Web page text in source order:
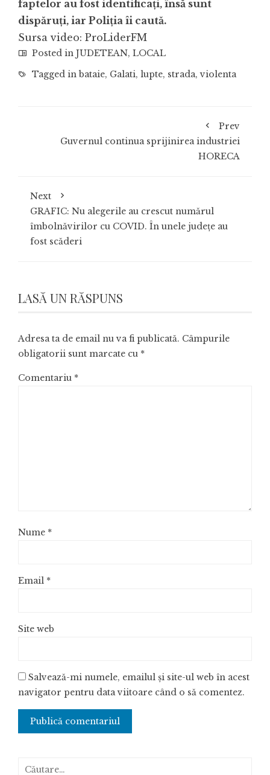
faptelor au fost identificați, însă sunt
dispăruți, iar Poliția îi caută.
Sursa video: ProLiderFM
Posted in JUDETEAN, LOCAL
Tagged inbataie, Galati, lupte, strada,violenta
Prev
Guvernul continua sprijinirea industriei
HORECA
Next
GRAFIC: Nu alegerile au crescut numărul
îmbolnăvirilor cu COVID. În unele județe au
fost scăderi
LASĂ UN RĂSPUNS
Adresa ta de email nu va fi publicată. Câmpurile
obligatorii sunt marcate cu *
Comentariu *
Nume *
Email *
Site web
Salvează-mi numele, emailul și site-ul web în acest
navigator pentru data viitoare când o să comentez.
Caută